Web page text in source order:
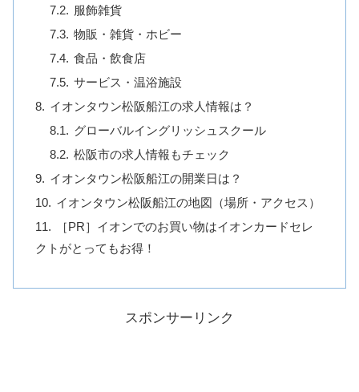
服飾雑貨
物販・雑貨・ホビー
食品・飲食店
サービス・温浴施設
イオンタウン松阪船江の求人情報は？
グローバルイングリッシュスクール
松阪市の求人情報もチェック
イオンタウン松阪船江の開業日は？
イオンタウン松阪船江の地図（場所・アクセス）
［PR］イオンでのお買い物はイオンカードセレ
クトがとってもお得！
スポンサーリンク